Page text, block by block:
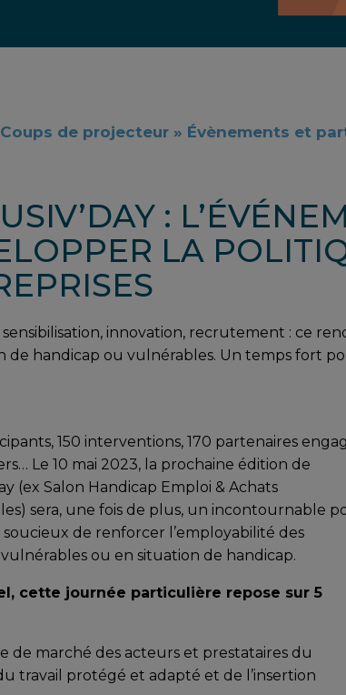
Coups de projecteur » Évènements et
:
LA
innovation, recrutement : ce
de handicap ou vulnérables. Un temps fort
150 interventions, 170 partenaires
Le 10 mai 2023, la prochaine édition de
(ex Salon Handicap Emploi & Achats
sera, une fois de plus, un incontournable
soucieux de renforcer l’employabilité des
ou en situation de handicap.
cette journée particulière repose sur 5
de marché des acteurs et prestataires du
travail protégé et adapté et de l’insertion